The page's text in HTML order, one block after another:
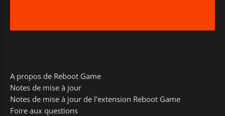
A propos de Reboot Game
Notes de mise à jour
Notes de mise à jour de l'extension Reboot Game
Foire aux questions